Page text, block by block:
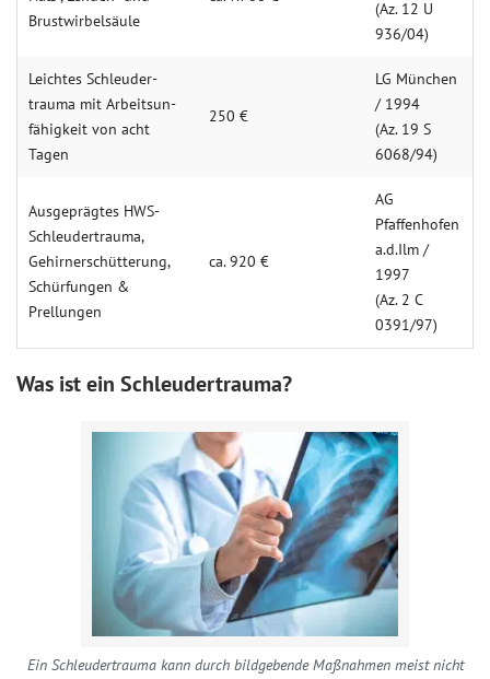
Brust­wirbel­säule
(Az. 12 U
936/04)
Leichtes Schleuder­
trauma mit Arbeits­un­
fähigkeit von acht
Tagen
250 €
LG München
/ 1994
(Az. 19 S
6068/94)
Ausge­prägtes HWS-
Schleuder­trauma,
Gehirn­erschütter­ung,
Schür­fungen &
Prellungen
ca. 920 €
AG
Pfaffenhofen
a.d.Ilm /
1997
(Az. 2 C
0391/97)
Was ist ein Schleudertrauma?
Ein Schleudertrauma kann durch bildgebende Maßnahmen meist nicht